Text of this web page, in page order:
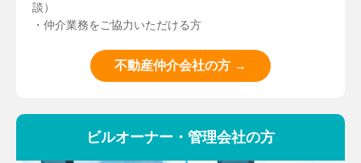
談）
・仲介業務をご協力いただける方
不動産仲介会社の方 →
ビルオーナー・管理会社の方